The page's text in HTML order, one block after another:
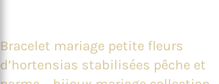
Bracelet mariage petite fleurs
d’hortensias stabilisées pêche et